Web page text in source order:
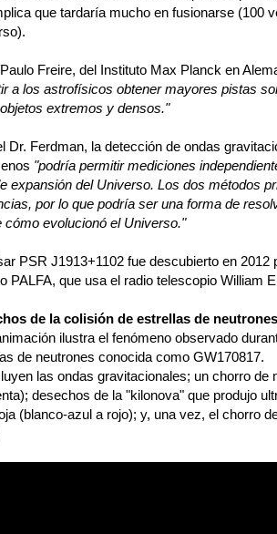
que tardaría mucho en fusionarse (100
Freire, del Instituto Max Planck en
a los astrofísicos obtener mayores pistas
extremos y densos."
Dr. Ferdman, la detección de ondas
"podría permitir mediciones
expansión del Universo. Los dos métodos
por lo que podría ser una forma de
cómo evolucionó el Universo."
PSR J1913+1102 fue descubierto en
PALFA, que usa el radio telescopio William
de la colisión de estrellas de neutrones
ilustra el fenómeno observado
de neutrones conocida como GW170817.
las ondas gravitacionales; un chorro de
desechos de la "kilonova" que produjo
(blanco-azul a rojo); y, una vez, el chorro